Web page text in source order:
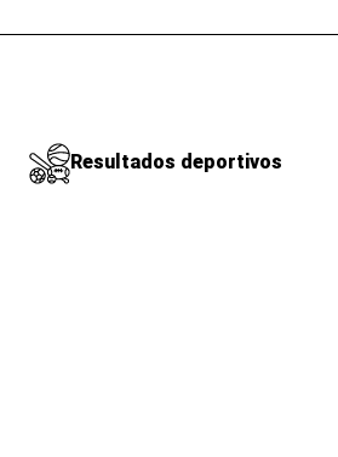
Resultados deportivos